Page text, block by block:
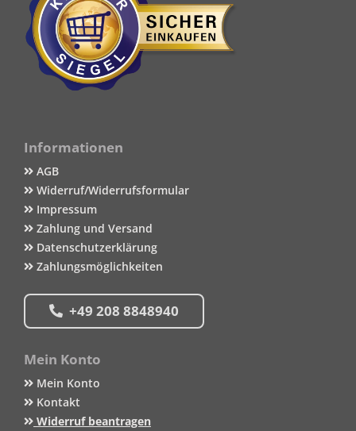
Informationen
AGB
Widerruf/Widerrufsformular
Impressum
Zahlung und Versand
Datenschutzerklärung
Zahlungsmöglichkeiten
+49 208 8848940
Mein Konto
Mein Konto
Kontakt
Widerruf beantragen